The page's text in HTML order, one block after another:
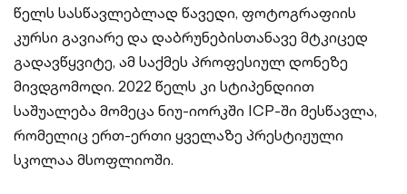
წელს სასწავლებლად წავედი, ფოტოგრაფიის
კურსი გავიარე და დაბრუნებისთანავე მტკიცედ
გადავწყვიტე, ამ საქმეს პროფესიულ დონეზე
მივდგომოდი. 2022 წელს კი სტიპენდიით
საშუალება მომეცა ნიუ-იორკში ICP-ში მესწავლა,
რომელიც ერთ-ერთი ყველაზე პრესტიჟული
სკოლაა მსოფლიოში.